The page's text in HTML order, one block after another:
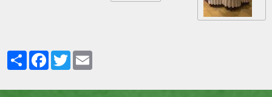
PartagerFacebook
Twitter